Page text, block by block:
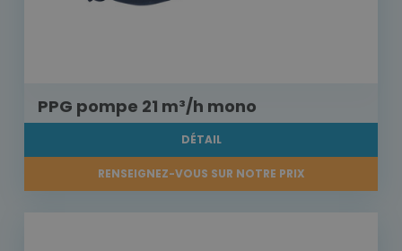
PPG pompe 21 m³/h mono
DÉTAIL
RENSEIGNEZ-VOUS SUR NOTRE PRIX